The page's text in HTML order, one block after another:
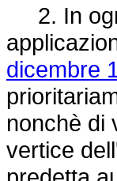
2. In
dicembre
nonchè di
vertice